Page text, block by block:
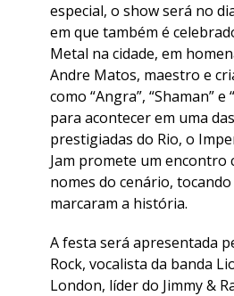
especial, o show será no
em que também é
Metal na cidade, em
Andre Matos, maestro e
como “Angra”, “Shaman” e
para acontecer em uma
prestigiadas do Rio, o
Jam promete um encontro
nomes do cenário, tocando
marcaram a história.
A festa será apresentada
Rock, vocalista da banda
London, líder do Jimmy &